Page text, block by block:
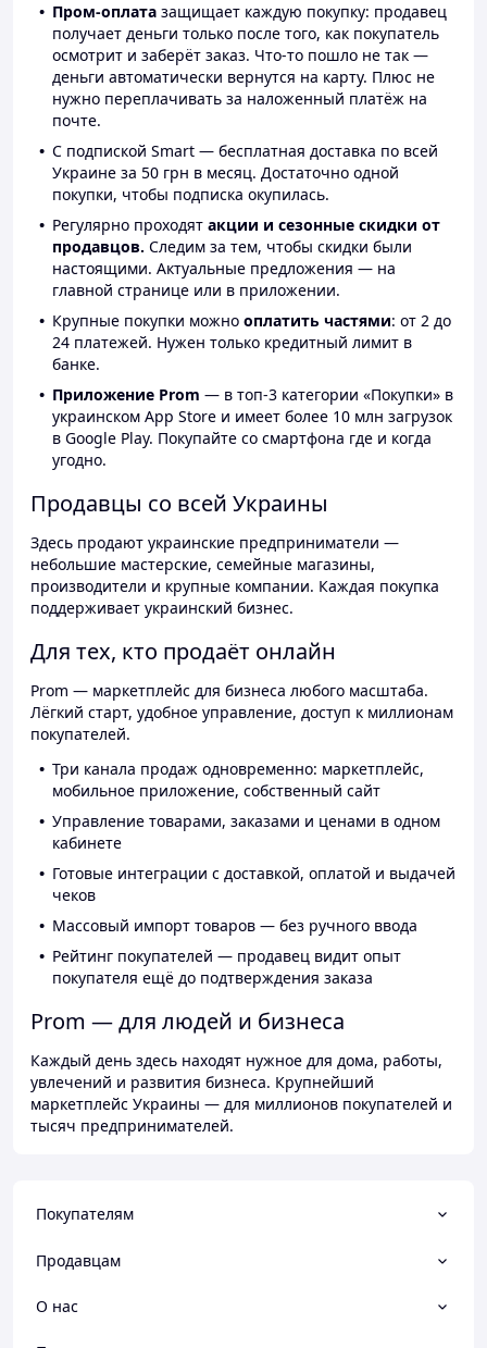
Пром-оплата защищает каждую покупку: продавец
получает деньги только после того, как покупатель
осмотрит и заберёт заказ. Что-то пошло не так —
деньги автоматически вернутся на карту. Плюс не
нужно переплачивать за наложенный платёж на
почте.
С подпиской Smart — бесплатная доставка по всей
Украине за 50 грн в месяц. Достаточно одной
покупки, чтобы подписка окупилась.
Регулярно проходят акции и сезонные скидки от
продавцов. Следим за тем, чтобы скидки были
настоящими. Актуальные предложения — на
главной странице или в приложении.
Крупные покупки можно оплатить частями: от 2 до
24 платежей. Нужен только кредитный лимит в
банке.
Приложение Prom — в топ-3 категории «Покупки» в
украинском App Store и имеет более 10 млн загрузок
в Google Play. Покупайте со смартфона где и когда
угодно.
Продавцы со всей Украины
Здесь продают украинские предприниматели —
небольшие мастерские, семейные магазины,
производители и крупные компании. Каждая покупка
поддерживает украинский бизнес.
Для тех, кто продаёт онлайн
Prom — маркетплейс для бизнеса любого масштаба.
Лёгкий старт, удобное управление, доступ к миллионам
покупателей.
Три канала продаж одновременно: маркетплейс,
мобильное приложение, собственный сайт
Управление товарами, заказами и ценами в одном
кабинете
Готовые интеграции с доставкой, оплатой и выдачей
чеков
Массовый импорт товаров — без ручного ввода
Рейтинг покупателей — продавец видит опыт
покупателя ещё до подтверждения заказа
Prom — для людей и бизнеса
Каждый день здесь находят нужное для дома, работы,
увлечений и развития бизнеса. Крупнейший
маркетплейс Украины — для миллионов покупателей и
тысяч предпринимателей.
Покупателям
Продавцам
О нас